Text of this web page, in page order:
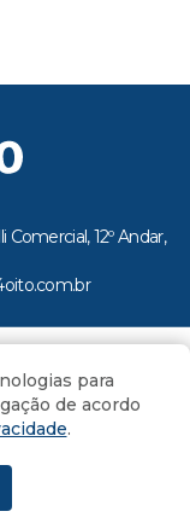
12º Andar,
4oito para
de acordo
.